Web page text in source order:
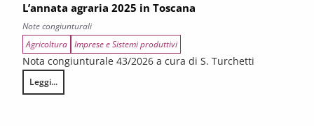
L’annata agraria 2025 in Toscana
Note congiunturali
Agricoltura Imprese e Sistemi produttivi
Nota congiunturale 43/2026 a cura di S. Turchetti
Leggi...
L’annata agraria 2025 in Toscana